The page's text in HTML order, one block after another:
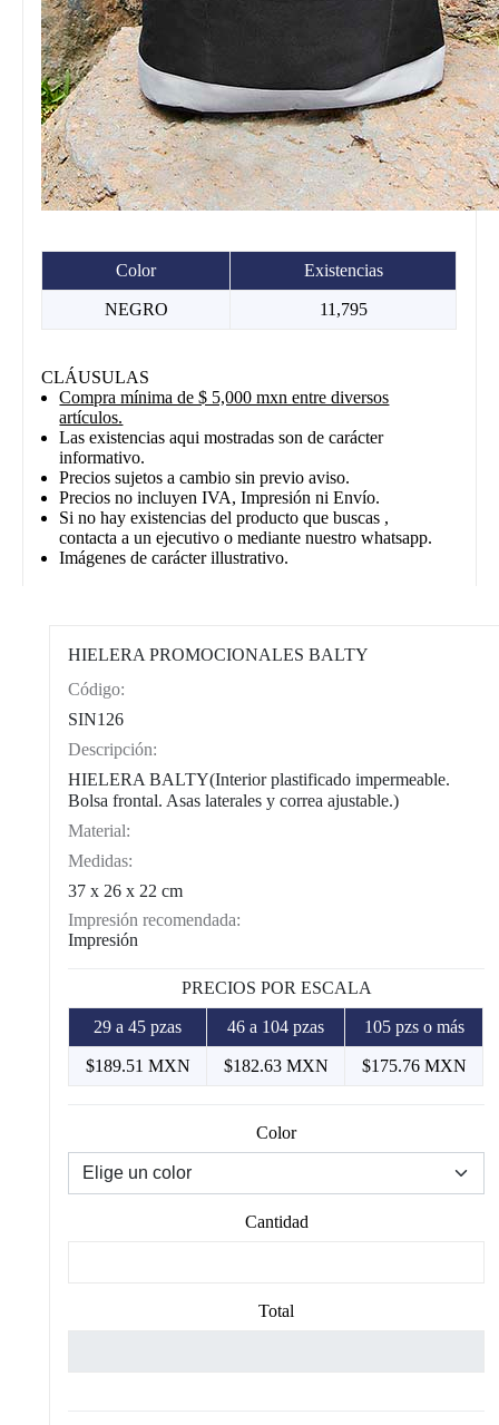
Color Existencias
NEGRO 11,795
CLÁUSULAS
Compra mínima de $ 5,000 mxn entre diversos
artículos.
Las existencias aqui mostradas son de carácter
informativo.
Precios sujetos a cambio sin previo aviso.
Precios no incluyen IVA, Impresión ni Envío.
Si no hay existencias del producto que buscas ,
contacta a un ejecutivo o mediante nuestro whatsapp.
Imágenes de carácter illustrativo.
HIELERA PROMOCIONALES BALTY
Código:
SIN126
Descripción:
HIELERA BALTY(Interior plastificado impermeable.
Bolsa frontal. Asas laterales y correa ajustable.)
Material:
Medidas:
37 x 26 x 22 cm
Impresión recomendada:
Impresión
PRECIOS POR ESCALA
29 a 45 pzas 46 a 104 pzas 105 pzs o más
$189.51 MXN $182.63 MXN $175.76 MXN
Color
Cantidad
Total